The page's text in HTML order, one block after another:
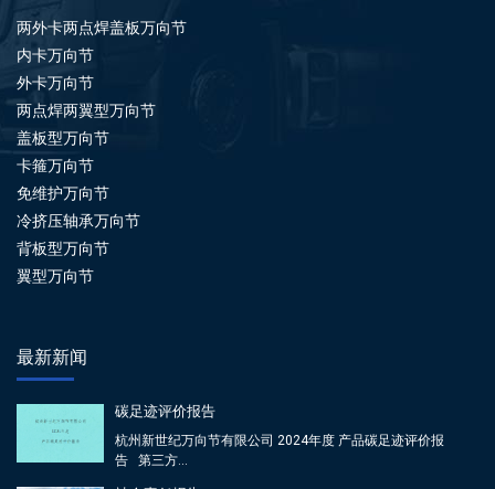
两外卡两点焊盖板万向节
内卡万向节
外卡万向节
两点焊两翼型万向节
盖板型万向节
卡箍万向节
免维护万向节
冷挤压轴承万向节
背板型万向节
翼型万向节
最新新闻
碳足迹评价报告
杭州新世纪万向节有限公司 2024年度 产品碳足迹评价报
告 第三方...